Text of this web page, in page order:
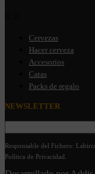
Cervezas
Hacer cerveza
Accesorios
Catas
Packs de regalo
NEWSLETTER
Responsable del Fichero:
Política de Privacidad.